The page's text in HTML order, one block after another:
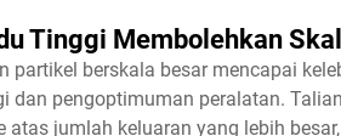
Tinggi Membolehkan
partikel berskala besar mencapai
dan pengoptimuman peralatan.
atas jumlah keluaran yang lebih